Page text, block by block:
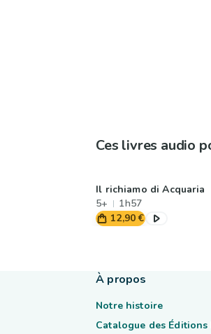
Ces livres audio
Il richiamo di Acquaria
5+
1h57
12,90 €
À propos
Notre histoire
Catalogue des Éditions